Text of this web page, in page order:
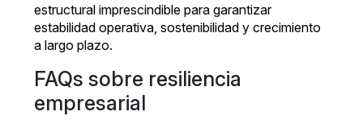
estructural imprescindible para garantizar
estabilidad operativa, sostenibilidad y crecimiento
a largo plazo.
FAQs sobre resiliencia
empresarial